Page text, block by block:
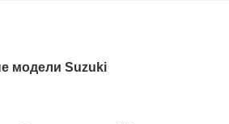
модели Suzuki